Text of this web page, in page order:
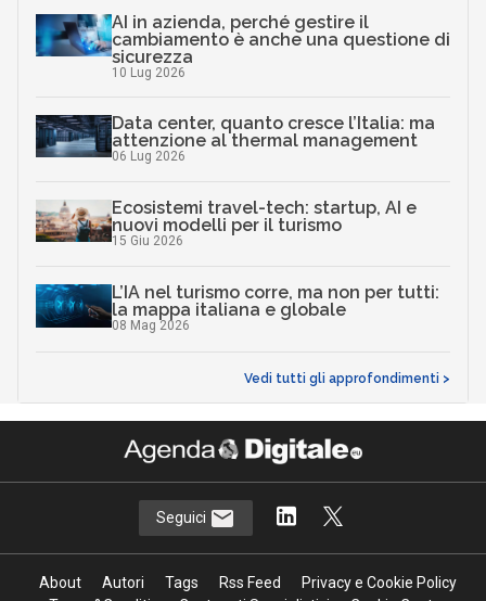
AI in azienda, perché gestire il
cambiamento è anche una questione di
sicurezza
10 Lug 2026
Data center, quanto cresce l’Italia: ma
attenzione al thermal management
06 Lug 2026
Ecosistemi travel-tech: startup, AI e
nuovi modelli per il turismo
15 Giu 2026
L’IA nel turismo corre, ma non per tutti:
la mappa italiana e globale
08 Mag 2026
Vedi tutti gli approfondimenti >
Seguici
About Autori Tags Rss Feed
Privacy e Cookie Policy